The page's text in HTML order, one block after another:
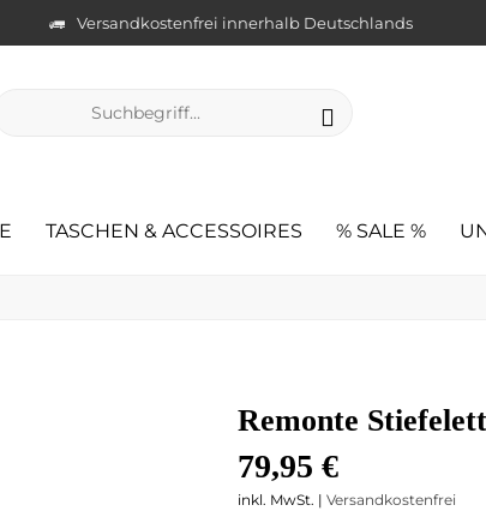
Versandkostenfrei innerhalb Deutschlands
TASCHEN & ACCESSOIRES % SALE %
Remonte
79,95 €
inkl. MwSt. | Versandkostenfrei